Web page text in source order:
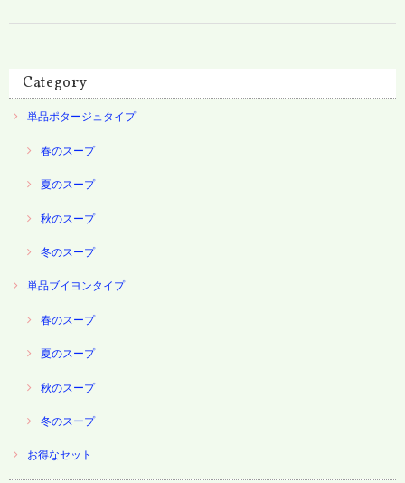
Category
単品ポタージュタイプ
春のスープ
夏のスープ
秋のスープ
冬のスープ
単品ブイヨンタイプ
春のスープ
夏のスープ
秋のスープ
冬のスープ
お得なセット